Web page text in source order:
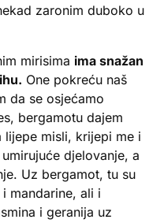
zaronim duboko u
mirisima ima snažan
One pokreću naš
da se osjećamo
bergamotu dajem
lijepe misli, krijepi me i
djelovanje, a
Uz bergamot, tu su
mandarine, ali i
i geranija uz